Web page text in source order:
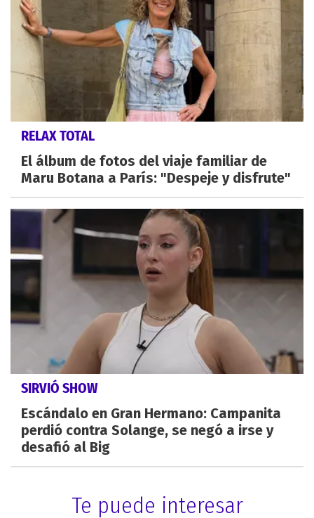
RELAX TOTAL
El álbum de fotos del viaje familiar de
Maru Botana a París: "Despeje y disfrute"
SIRVIÓ SHOW
Escándalo en Gran Hermano: Campanita
perdió contra Solange, se negó a irse y
desafió al Big
Te puede interesar